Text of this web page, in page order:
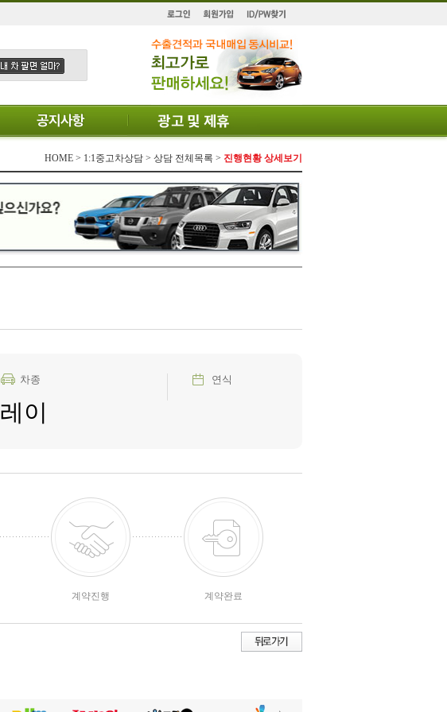
HOME > 1:1중고차상담 > 상담 전체목록 > 진행현황 상세보기
차종
레이
연식
계약진행 계약완료